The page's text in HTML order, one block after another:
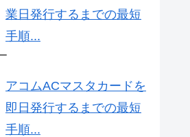
業日発行するまでの最短
手順...
アコムACマスタカードを
即日発行するまでの最短
手順...